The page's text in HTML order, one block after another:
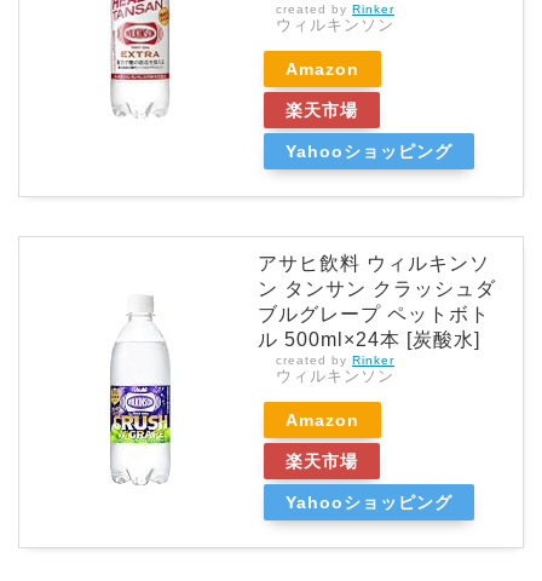
created by Rinker
ウィルキンソン
Amazon
楽天市場
Yahooショッピング
アサヒ飲料 ウィルキンソ
ン タンサン クラッシュダ
ブルグレープ ペットボト
ル 500ml×24本 [炭酸水]
created by Rinker
ウィルキンソン
Amazon
楽天市場
Yahooショッピング